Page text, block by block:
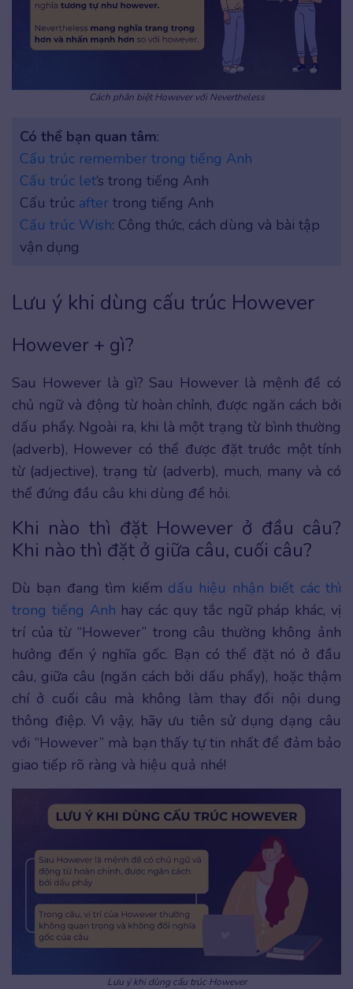
Cách phân biệt However với Nevertheless
Có thể bạn quan tâm:
Cấu trúc remember trong tiếng Anh
Cấu trúc let‘s trong tiếng Anh
Cấu trúc after trong tiếng Anh
Cấu trúc Wish: Công thức, cách dùng và bài tập
vận dụng
Lưu ý khi dùng cấu trúc However
However + gì?
Sau However là gì? Sau However là mệnh đề có
chủ ngữ và động từ hoàn chỉnh, được ngăn cách bởi
dấu phẩy. Ngoài ra, khi là một trạng từ bình thường
(adverb), However có thể được đặt trước một tính
từ (adjective), trạng từ (adverb), much, many và có
thể đứng đầu câu khi dùng để hỏi.
Khi nào thì đặt However ở đầu câu?
Khi nào thì đặt ở giữa câu, cuối câu?
Dù bạn đang tìm kiếm dấu hiệu nhận biết các thì
trong tiếng Anh hay các quy tắc ngữ pháp khác, vị
trí của từ “However” trong câu thường không ảnh
hưởng đến ý nghĩa gốc. Bạn có thể đặt nó ở đầu
câu, giữa câu (ngăn cách bởi dấu phẩy), hoặc thậm
chí ở cuối câu mà không làm thay đổi nội dung
thông điệp. Vì vậy, hãy ưu tiên sử dụng dạng câu
với “However” mà bạn thấy tự tin nhất để đảm bảo
giao tiếp rõ ràng và hiệu quả nhé!
Lưu ý khi dùng cấu trúc However